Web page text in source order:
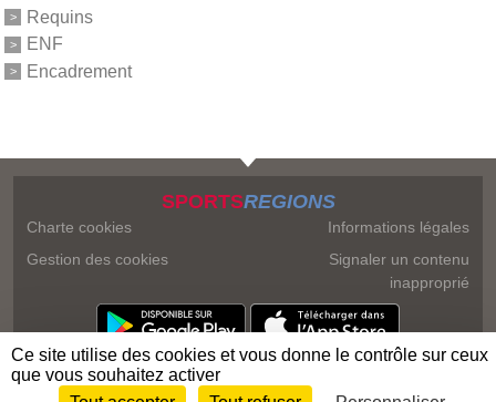
Requins
ENF
Encadrement
SPORTSREGIONS
Charte cookies
Gestion des cookies
Informations légales
Signaler un contenu
inapproprié
Ce site utilise des cookies et vous donne le contrôle sur ceux
que vous souhaitez activer